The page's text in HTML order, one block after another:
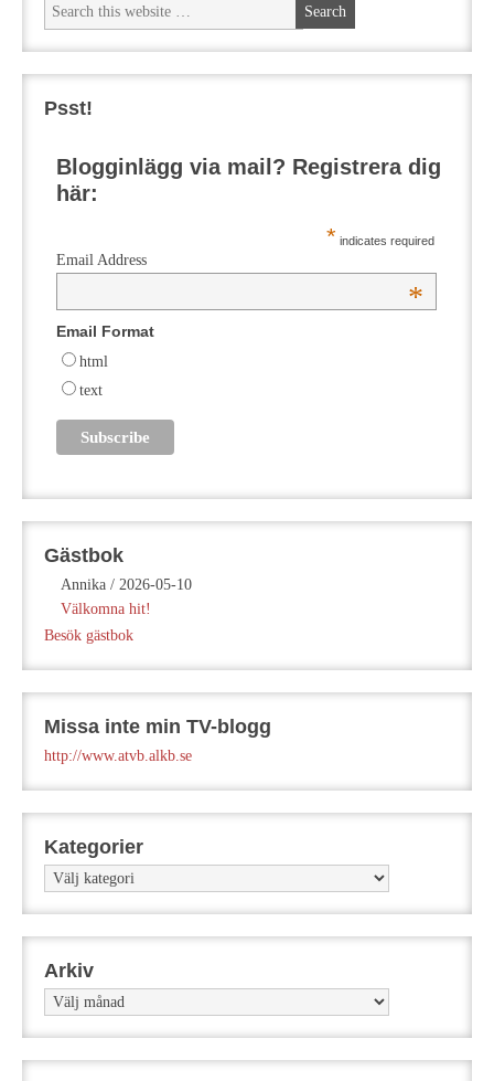
Psst!
Blogginlägg via mail? Registrera dig
här:
* indicates required
Email Address
*
Email Format
html
text
Gästbok
Annika / 2026-05-10
Välkomna hit!
Besök gästbok
Missa inte min TV-blogg
http://www.atvb.alkb.se
Kategorier
Kategorier
Arkiv
Arkiv